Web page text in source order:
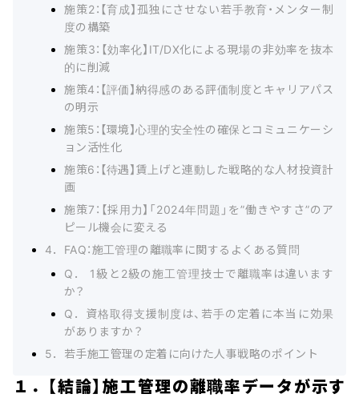
施策2：【育成】孤独にさせない若手教育・メンター制
度の構築
施策3：【効率化】IT/DX化による現場の非効率を抜本
的に削減
施策4：【評価】納得感のある評価制度とキャリアパス
の明示
施策5：【環境】心理的安全性の確保とコミュニケーシ
ョン活性化
施策6：【待遇】賃上げと連動した戦略的な人材投資計
画
施策7：【採用力】「2024年問題」を”働きやすさ”のア
ピール機会に変える
4．FAQ：施工管理の離職率に関するよくある質問
Q． 1級と2級の施工管理技士で離職率は違います
か？
Q．資格取得支援制度は、若手の定着に本当に効果
がありますか？
5．若手施工管理の定着に向けた人事戦略のポイント
１．【結論】施工管理の離職率データが示す